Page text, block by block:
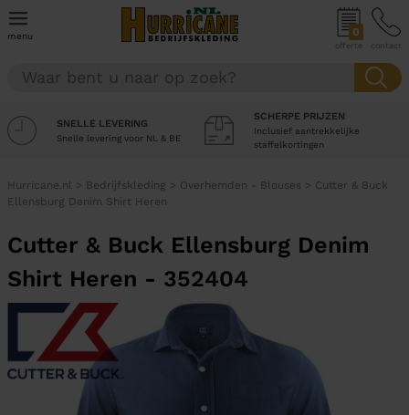
menu 0
offerte contact
SNELLE LEVERING
Snelle levering voor NL & BE
SCHERPE PRIJZEN
Inclusief aantrekkelijke
staffelkortingen
Hurricane.nl > Bedrijfskleding > Overhemden - Blouses > Cutter & Buck
Ellensburg Denim Shirt Heren
Cutter & Buck Ellensburg Denim
Shirt Heren - 352404